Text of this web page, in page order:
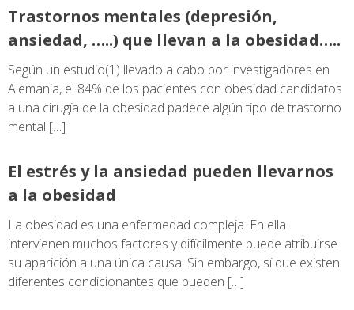
Trastornos mentales (depresión,
ansiedad, …..) que llevan a la obesidad…..
Según un estudio(1) llevado a cabo por investigadores en
Alemania, el 84% de los pacientes con obesidad candidatos
a una cirugía de la obesidad padece algún tipo de trastorno
mental […]
El estrés y la ansiedad pueden llevarnos
a la obesidad
La obesidad es una enfermedad compleja. En ella
intervienen muchos factores y difícilmente puede atribuirse
su aparición a una única causa. Sin embargo, sí que existen
diferentes condicionantes que pueden […]